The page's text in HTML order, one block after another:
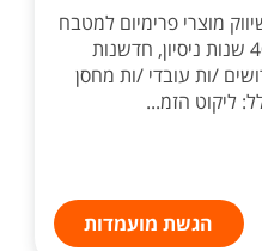
מוצרי פרימיום למטבח
ולחדר האמבטיה, עם יותר מ40 שנות ניסיון, חדשנות
/ות עובדי /ות מחסן
ליקוט הזמ...
הגשת מועמדות